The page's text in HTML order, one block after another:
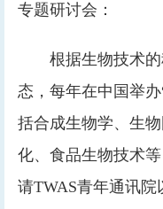
专题研讨会：
根据生物技术
态，每年在中国举
括合成生物学、生
化、食品生物技术
请TWAS青年通讯